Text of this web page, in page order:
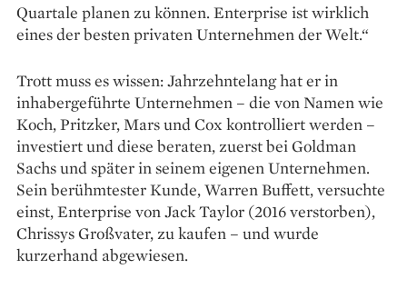
Quartale planen zu können. Enterprise ist wirklich
eines der besten privaten Unternehmen der Welt.“
Trott muss es wissen: Jahrzehntelang hat er in
inhabergeführte Unternehmen – die von Namen wie
Koch, Pritzker, Mars und Cox kontrolliert werden –
investiert und diese beraten, zuerst bei Goldman
Sachs und später in seinem eigenen Unternehmen.
Sein berühmtester Kunde, Warren Buffett, versuchte
einst, Enterprise von Jack Taylor (2016 verstorben),
Chrissys Großvater, zu kaufen – und wurde
kurzerhand abgewiesen.